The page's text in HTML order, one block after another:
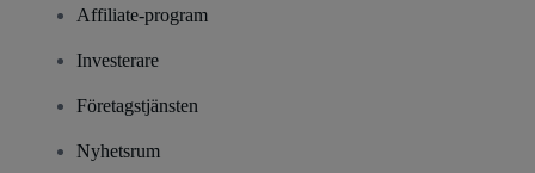
Affiliate-program
Investerare
Företagstjänsten
Nyhetsrum